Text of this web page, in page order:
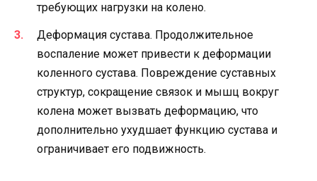
требующих нагрузки на колено.
Деформация сустава. Продолжительное
воспаление может привести к деформации
коленного сустава. Повреждение суставных
структур, сокращение связок и мышц вокруг
колена может вызвать деформацию, что
дополнительно ухудшает функцию сустава и
ограничивает его подвижность.